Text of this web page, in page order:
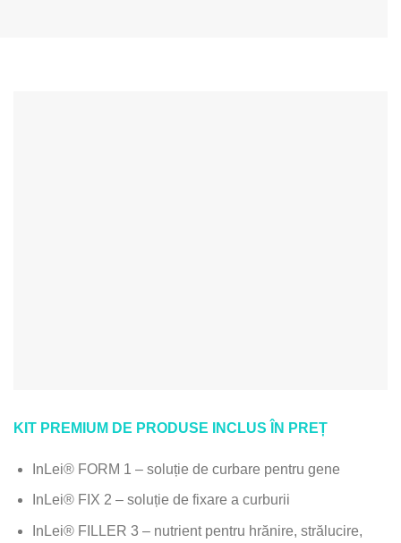
KIT PREMIUM DE PRODUSE INCLUS ÎN PREȚ
InLei® FORM 1 – soluție de curbare pentru gene
InLei® FIX 2 – soluție de fixare a curburii
InLei® FILLER 3 – nutrient pentru hrănire, strălucire,